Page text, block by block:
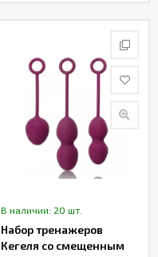
В наличии: 20 шт.
Набор тренажеров
Кегеля со смещенным